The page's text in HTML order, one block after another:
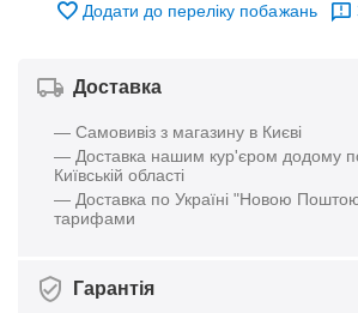
Додати до переліку побажань
Доставка
— Самовивіз з магазину в Києві
— Доставка нашим кур'єром додому
Київській області
— Доставка по Україні "Новою
тарифами
Гарантія